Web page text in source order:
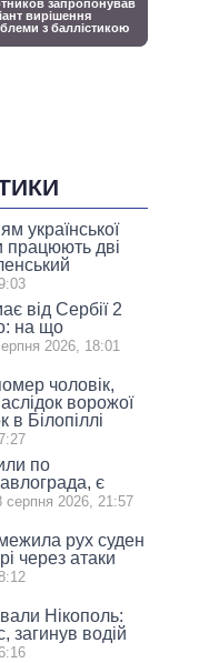
української
працюють дві
від Сербії 2
на що
2026, 18:01
чоловік,
ворожої
в Білопіллі
по
є
серпня 2026, 21:57
рух суден
через атаки
Нікополь:
загинув водій